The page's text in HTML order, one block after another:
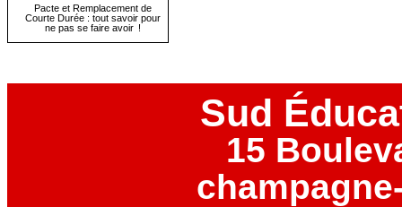
Pacte et Remplacement de
Courte Durée : tout savoir pour
ne pas se faire avoir !
Sud
15